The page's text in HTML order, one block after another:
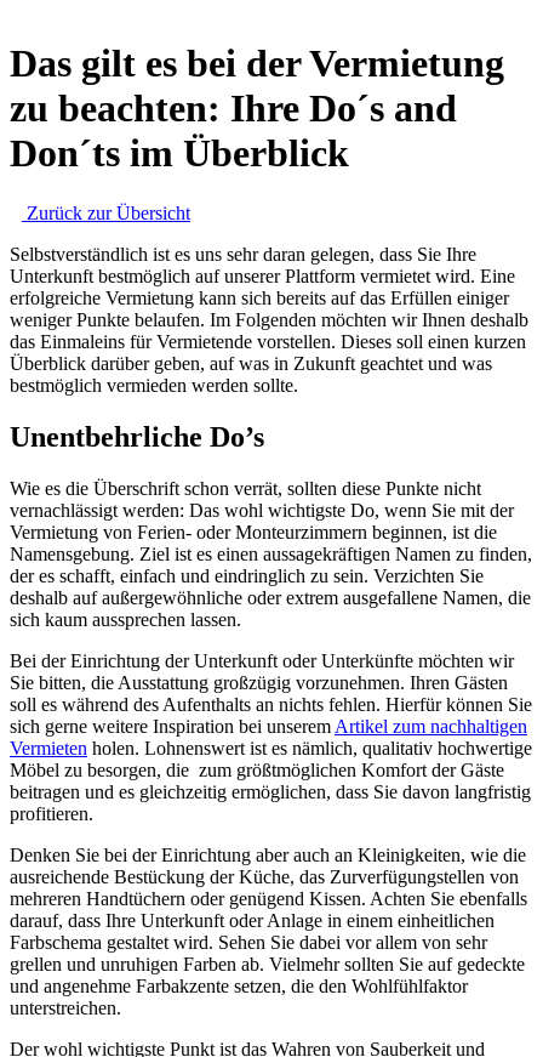
Das gilt es bei der Vermietung
zu beachten: Ihre Do´s and
Don´ts im Überblick
Zurück zurÜbersicht
Selbstverständlich ist es uns sehr daran gelegen, dass Sie Ihre
Unterkunft bestmöglich auf unserer Plattform vermietet wird. Eine
erfolgreiche Vermietung kann sich bereits auf das Erfüllen einiger
weniger Punkte belaufen. Im Folgenden möchten wir Ihnen deshalb
das Einmaleins für Vermietende vorstellen. Dieses soll einen kurzen
Überblick darüber geben, auf was in Zukunft geachtet und was
bestmöglich vermieden werden sollte.
Unentbehrliche Do’s
Wie es die Überschrift schon verrät, sollten diese Punkte nicht
vernachlässigt werden: Das wohl wichtigste Do, wenn Sie mit der
Vermietung von Ferien- oder Monteurzimmern beginnen, ist die
Namensgebung. Ziel ist es einen aussagekräftigen Namen zu finden,
der es schafft, einfach und eindringlich zu sein. Verzichten Sie
deshalb auf außergewöhnliche oder extrem ausgefallene Namen, die
sich kaum aussprechen lassen.
Bei der Einrichtung der Unterkunft oder Unterkünfte möchten wir
Sie bitten, die Ausstattung großzügig vorzunehmen. Ihren Gästen
soll es während des Aufenthalts an nichts fehlen. Hierfür können Sie
sich gerne weitere Inspiration bei unserem Artikel zum nachhaltigen
Vermieten holen. Lohnenswert ist es nämlich, qualitativ hochwertige
Möbel zu besorgen, die zum größtmöglichen Komfort der Gäste
beitragen und es gleichzeitig ermöglichen, dass Sie davon langfristig
profitieren.
Denken Sie bei der Einrichtung aber auch an Kleinigkeiten, wie die
ausreichende Bestückung der Küche, das Zurverfügungstellen von
mehreren Handtüchern oder genügend Kissen. Achten Sie ebenfalls
darauf, dass Ihre Unterkunft oder Anlage in einem einheitlichen
Farbschema gestaltet wird. Sehen Sie dabei vor allem von sehr
grellen und unruhigen Farben ab. Vielmehr sollten Sie auf gedeckte
und angenehme Farbakzente setzen, die den Wohlfühlfaktor
unterstreichen.
Der wohl wichtigste Punkt ist das Wahren von Sauberkeit und